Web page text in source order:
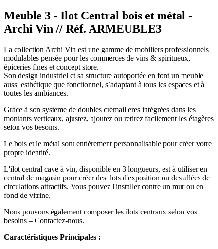
Meuble 3 - Ilot Central bois et métal -
Archi Vin // Réf. ARMEUBLE3
La collection Archi Vin est une gamme de mobiliers professionnels
modulables pensée pour les commerces de vins & spiritueux,
épiceries fines et concept store.
Son design industriel et sa structure autoportée en font un meuble
aussi esthétique que fonctionnel, s’adaptant à tous les espaces et à
toutes les ambiances.
Grâce à son système de doubles crémaillères intégrées dans les
montants verticaux, ajustez, ajoutez ou retirez facilement les étagères
selon vos besoins.
Le bois et le métal sont entièrement personnalisable pour créer votre
propre identité.
L'ilot central cave à vin, disponible en 3 longueurs, est à utiliser en
central de magasin pour créer des ilots d'exposition ou des allées de
circulations attractifs. Vous pouvez l'installer contre un mur ou en
fond de vitrine.
Nous pouvons également composer les ilots centraux selon vos
besoins – Contactez-nous.
Caractéristiques Principales :